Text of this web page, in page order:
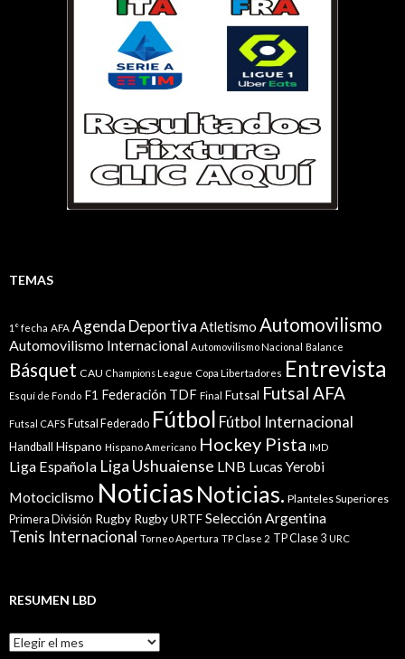
TEMAS
1° fecha AFA Agenda Deportiva Atletismo Automovilismo
Automovilismo Internacional Automovilismo Nacional Balance
Básquet CAU Champions League Copa Libertadores Entrevista
Esquí de Fondo F1 Federación TDF Final Futsal Futsal AFA
Futsal CAFS Futsal Federado Fútbol Fútbol Internacional
Handball Hispano Hispano Americano Hockey Pista IMD
Liga Española Liga Ushuaiense LNB Lucas Yerobi
Motociclismo Noticias Noticias. Planteles Superiores
Primera División Rugby Rugby URTFSelección Argentina
Tenis Internacional Torneo Apertura TP Clase 2 TP Clase 3 URC
RESUMEN LBD
Resumen